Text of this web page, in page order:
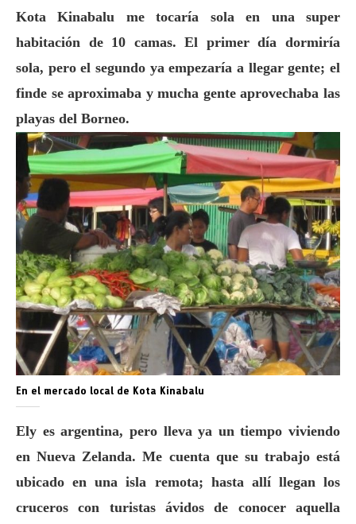
Kota Kinabalu me tocaría sola en una super
habitación de 10 camas. El primer día dormiría
sola, pero el segundo ya empezaría a llegar gente; el
finde se aproximaba y mucha gente aprovechaba las
playas del Borneo.
En el mercado local de Kota Kinabalu
Ely es argentina, pero lleva ya un tiempo viviendo
en Nueva Zelanda. Me cuenta que su trabajo está
ubicado en una isla remota; hasta allí llegan los
cruceros con turistas ávidos de conocer aquella